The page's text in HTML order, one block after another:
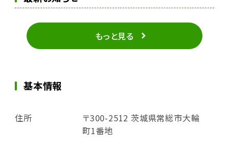
もっと見る
基本情報
住所
〒300-2512 茨城県常総市大輪
町1番地